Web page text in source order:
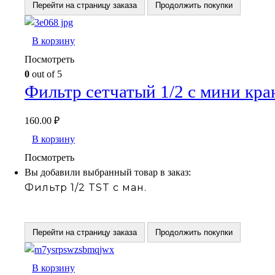
Перейти на страницу заказа Продолжить покупки
В корзину
Посмотреть
0 out of 5
Фильтр сетчатый 1/2 с мини
160.00 ₽
В корзину
Посмотреть
Вы добавили выбранный товар в заказ:
Фильтр 1/2 TST с ман.
Перейти на страницу заказа Продолжить покупки
В корзину